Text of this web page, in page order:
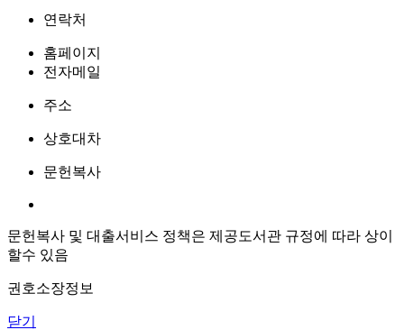
연락처
홈페이지
전자메일
주소
상호대차
문헌복사
문헌복사 및 대출서비스 정책은 제공도서관 규정에 따라 상이
할수 있음
권호소장정보
닫기